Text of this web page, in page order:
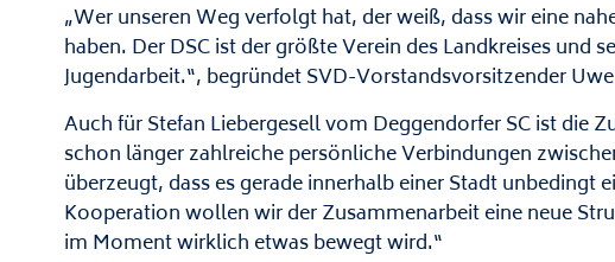
„Wer unseren Weg verfolgt hat, der weiß, dass wir eine
haben. Der DSC ist der größte Verein des Landkreises und
Jugendarbeit.“, begründet SVD-Vorstandsvorsitzender
Auch für Stefan Liebergesell vom Deggendorfer SC ist die
schon länger zahlreiche persönliche Verbindungen
überzeugt, dass es gerade innerhalb einer Stadt unbedingt
Kooperation wollen wir der Zusammenarbeit eine neue
im Moment wirklich etwas bewegt wird.“